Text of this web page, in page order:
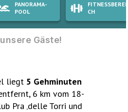
PANORAMA-
POOL
FITNESSBEREI
CH
Gäste!
liegt 5 Gehminuten
6 km vom 18-
Pra ‚delle Torri und